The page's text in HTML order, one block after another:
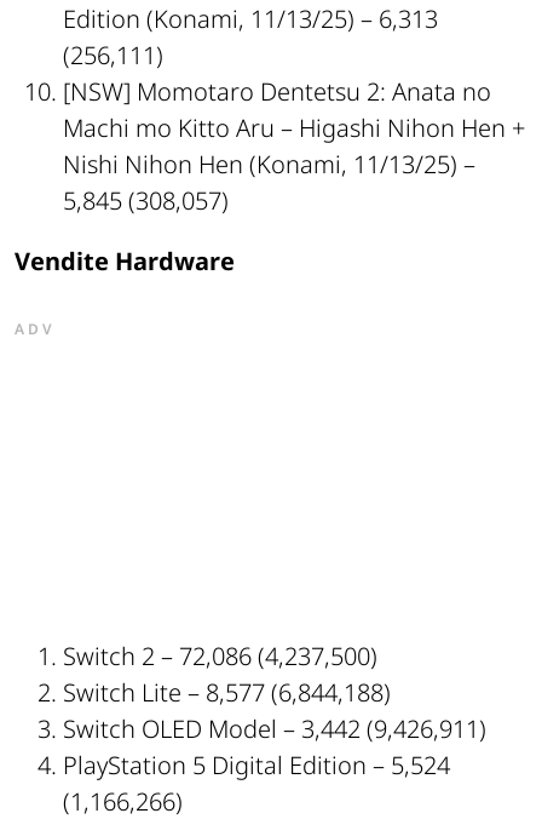
Edition (Konami, 11/13/25) – 6,313
(256,111)
[NSW] Momotaro Dentetsu 2: Anata no
Machi mo Kitto Aru – Higashi Nihon Hen +
Nishi Nihon Hen (Konami, 11/13/25) –
5,845 (308,057)
Vendite Hardware
ADV
Switch 2 – 72,086 (4,237,500)
Switch Lite – 8,577 (6,844,188)
Switch OLED Model – 3,442 (9,426,911)
PlayStation 5 Digital Edition – 5,524
(1,166,266)